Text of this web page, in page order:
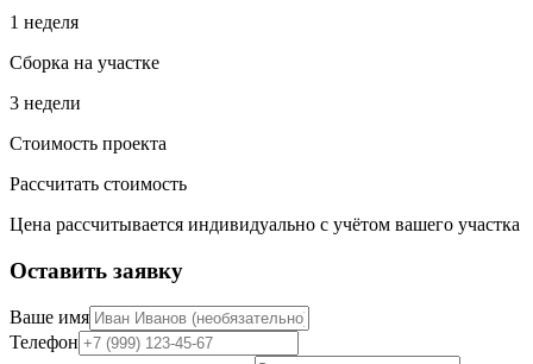
1 неделя
Сборка на участке
3 недели
Стоимость проекта
Рассчитать стоимость
Цена рассчитывается индивидуально с учётом вашего участка
Оставить заявку
Ваше имя
Телефон